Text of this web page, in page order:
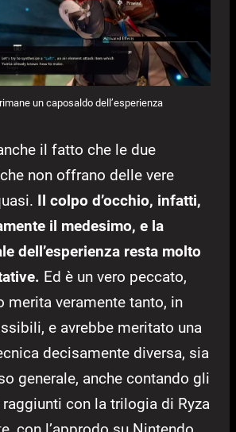
un caposaldo dell’esperienza
il fatto che le due
non offrano delle vere
Il colpo d’occhio, infatti,
il medesimo, e la
dell’esperienza resta molto
Ed è un vero peccato,
merita veramente tanto, in
e avrebbe meritato una
decisamente diversa, sia
generale, anche contando gli
con la trilogia di Ryza